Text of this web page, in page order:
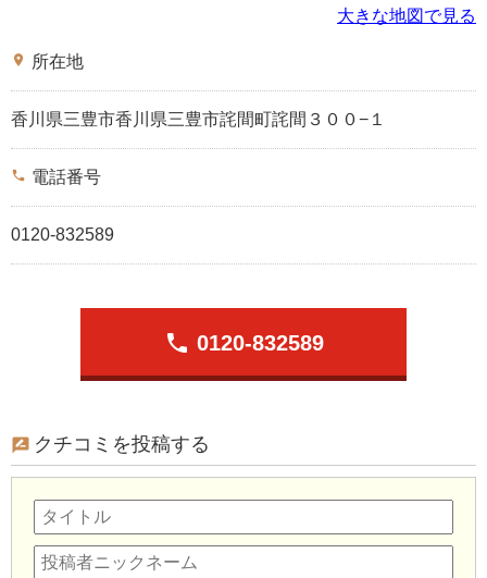
大きな地図で見る
place 所在地
香川県三豊市香川県三豊市詫間町詫間３００−１
phone 電話番号
0120-832589
phone 0120-832589
クチコミを投稿する